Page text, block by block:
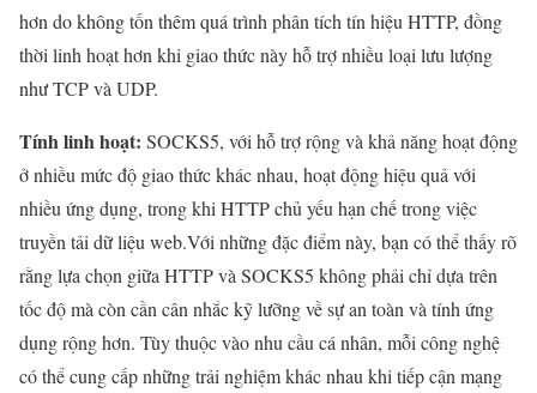
hơn do không tốn thêm quá trình phân tích tín hiệu HTTP, đồng
thời linh hoạt hơn khi giao thức này hỗ trợ nhiều loại lưu lượng
như TCP và UDP.
Tính linh hoạt: SOCKS5, với hỗ trợ rộng và khả năng hoạt động
ở nhiều mức độ giao thức khác nhau, hoạt động hiệu quả với
nhiều ứng dụng, trong khi HTTP chủ yếu hạn chế trong việc
truyền tải dữ liệu web.Với những đặc điểm này, bạn có thể thấy rõ
rằng lựa chọn giữa HTTP và SOCKS5 không phải chỉ dựa trên
tốc độ mà còn cần cân nhắc kỹ lưỡng về sự an toàn và tính ứng
dụng rộng hơn. Tùy thuộc vào nhu cầu cá nhân, mỗi công nghệ
có thể cung cấp những trải nghiệm khác nhau khi tiếp cận mạng